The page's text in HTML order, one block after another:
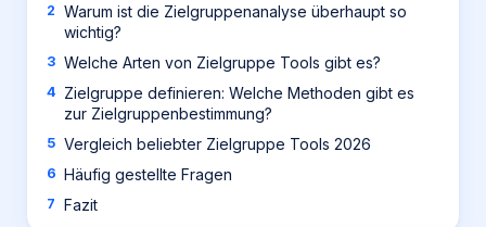
Warum ist die Zielgruppenanalyse überhaupt so
wichtig?
Welche Arten von Zielgruppe Tools gibt es?
Zielgruppe definieren: Welche Methoden gibt es
zur Zielgruppenbestimmung?
Vergleich beliebter Zielgruppe Tools 2026
Häufig gestellte Fragen
Fazit